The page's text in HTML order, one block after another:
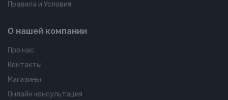
Правила и Условия
О нашей компании
Про нас
Контакты
Магазины
Онлайн консультация